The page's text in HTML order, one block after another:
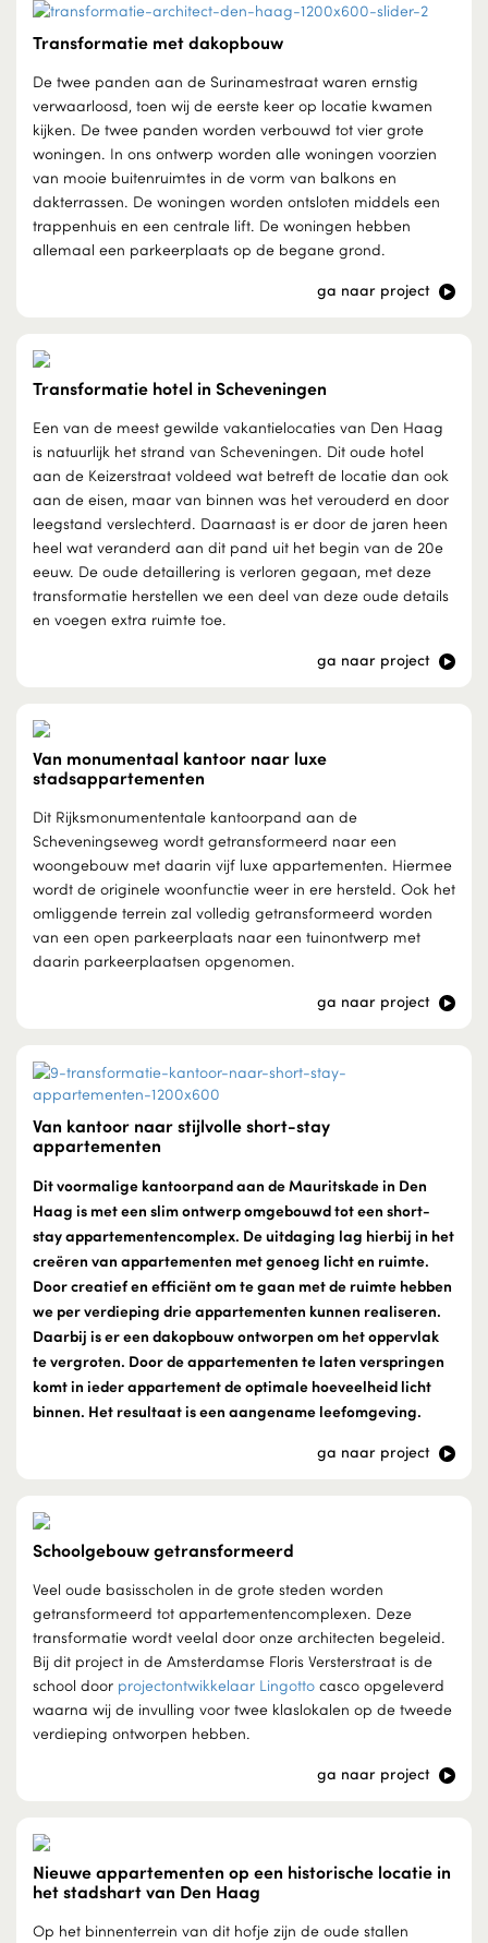
Transformatie met dakopbouw
De twee panden aan de Surinamestraat waren ernstig
verwaarloosd, toen wij de eerste keer op locatie kwamen
kijken. De twee panden worden verbouwd tot vier grote
woningen. In ons ontwerp worden alle woningen voorzien
van mooie buitenruimtes in de vorm van balkons en
dakterrassen. De woningen worden ontsloten middels een
trappenhuis en een centrale lift. De woningen hebben
allemaal een parkeerplaats op de begane grond.
ga naar project
Transformatie hotel in Scheveningen
Een van de meest gewilde vakantielocaties van Den Haag
is natuurlijk het strand van Scheveningen. Dit oude hotel
aan de Keizerstraat voldeed wat betreft de locatie dan ook
aan de eisen, maar van binnen was het verouderd en door
leegstand verslechterd. Daarnaast is er door de jaren heen
heel wat veranderd aan dit pand uit het begin van de 20e
eeuw. De oude detaillering is verloren gegaan, met deze
transformatie herstellen we een deel van deze oude details
en voegen extra ruimte toe.
ga naar project
Van monumentaal kantoor naar luxe
stadsappartementen
Dit Rijksmonumententale kantoorpand aan de
Scheveningseweg wordt getransformeerd naar een
woongebouw met daarin vijf luxe appartementen. Hiermee
wordt de originele woonfunctie weer in ere hersteld. Ook het
omliggende terrein zal volledig getransformeerd worden
van een open parkeerplaats naar een tuinontwerp met
daarin parkeerplaatsen opgenomen.
ga naar project
Van kantoor naar stijlvolle short-stay
appartementen
Dit voormalige kantoorpand aan de Mauritskade in Den
Haag is met een slim ontwerp omgebouwd tot een short-
stay appartementencomplex. De uitdaging lag hierbij in het
creëren van appartementen met genoeg licht en ruimte.
Door creatief en efficiënt om te gaan met de ruimte hebben
we per verdieping drie appartementen kunnen realiseren.
Daarbij is er een dakopbouw ontworpen om het oppervlak
te vergroten. Door de appartementen te laten verspringen
komt in ieder appartement de optimale hoeveelheid licht
binnen. Het resultaat is een aangename leefomgeving.
ga naar project
Schoolgebouw getransformeerd
Veel oude basisscholen in de grote steden worden
getransformeerd tot appartementencomplexen. Deze
transformatie wordt veelal door onze architecten begeleid.
Bij dit project in de Amsterdamse Floris Versterstraat is de
school door projectontwikkelaar Lingotto casco opgeleverd
waarna wij de invulling voor twee klaslokalen op de tweede
verdieping ontworpen hebben.
ga naar project
Nieuwe appartementen op een historische locatie in
het stadshart van Den Haag
Op het binnenterrein van dit hofje zijn de oude stallen